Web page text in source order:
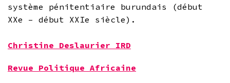
système pénitentiaire burundais (début
XXe – début XXIe siècle).
Christine Deslaurier IRD
Revue Politique Africaine